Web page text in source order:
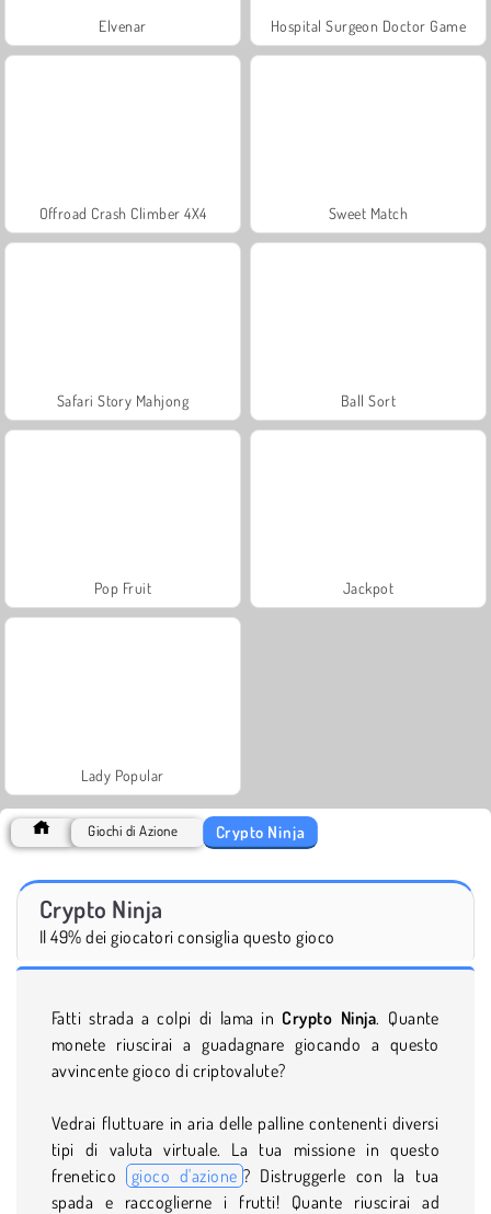
Elvenar Hospital Surgeon Doctor Game
Offroad Crash Climber 4X4 Sweet Match
Safari Story Mahjong Ball Sort
Pop Fruit Jackpot
Lady Popular
Giochi di Azione Crypto Ninja
Crypto Ninja
Il 49% dei giocatori consiglia questo gioco
Fatti strada a colpi di lama in Crypto Ninja. Quante
monete riuscirai a guadagnare giocando a questo
avvincente gioco di criptovalute?
Vedrai fluttuare in aria delle palline contenenti diversi
tipi di valuta virtuale. La tua missione in questo
frenetico
gioco d'azione ? Distruggerle con la tua
spada e raccoglierne i frutti! Quante riuscirai ad